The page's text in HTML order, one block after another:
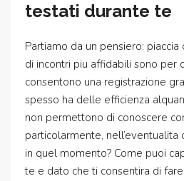
testati durante te
Partiamo da un pensiero:
di incontri piu affidabili sono per
consentono una registrazione
spesso ha delle efficienza
non permettono di conoscere
particolarmente, nell’eventualita
in quel momento? Come puoi
te e dato che ti consentira di